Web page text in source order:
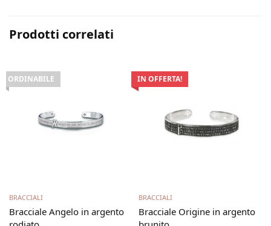
Prodotti correlati
ORDINABILE
BRACCIALI
Bracciale Angelo in argento
IN OFFERTA!
BRACCIALI
Bracciale Origine in argento